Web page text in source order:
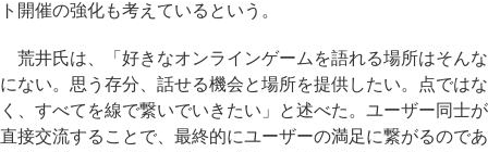
ト開催の強化も考えているという。
荒井氏は、「好きなオンラインゲームを語れる場所はそんな
にない。思う存分、話せる機会と場所を提供したい。点ではな
く、すべてを線で繋いでいきたい」と述べた。ユーザー同士が
直接交流することで、最終的にユーザーの満足に繋がるのであ